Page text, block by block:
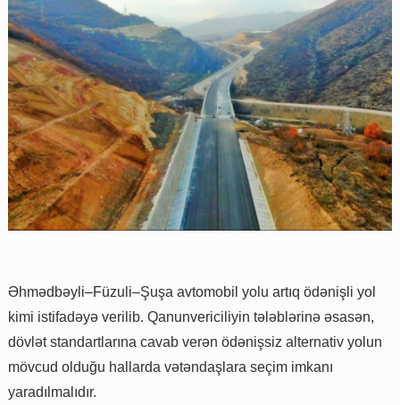
Əhmədbəyli–Füzuli–Şuşa avtomobil yolu artıq ödənişli yol
kimi istifadəyə verilib. Qanunvericiliyin tələblərinə əsasən,
dövlət standartlarına cavab verən ödənişsiz alternativ yolun
mövcud olduğu hallarda vətəndaşlara seçim imkanı
yaradılmalıdır.